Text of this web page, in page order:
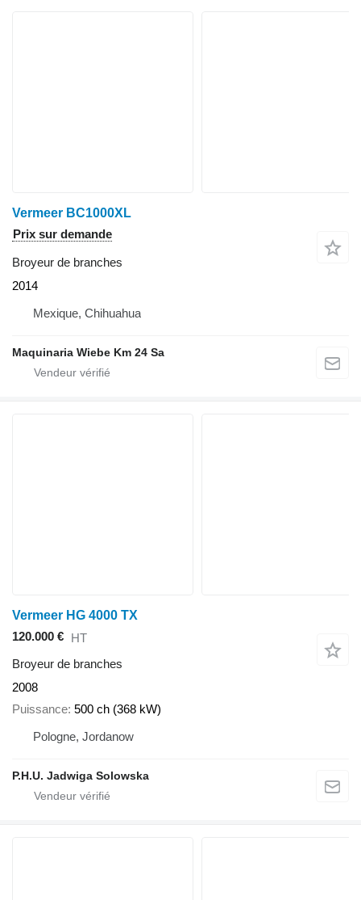
Vermeer BC1000XL
Prix sur demande
Broyeur de branches
2014
Mexique, Chihuahua
Maquinaria Wiebe Km 24 Sa
Vermeer HG 4000 TX
120.000 € HT
Broyeur de branches
2008
Puissance 500 ch (368 kW)
Pologne, Jordanow
P.H.U. Jadwiga Solowska